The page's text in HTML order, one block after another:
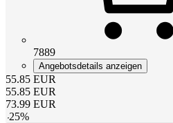
7889
Angebotsdetails anzeigen
55.85 EUR
55.85 EUR
73.99 EUR
-25%